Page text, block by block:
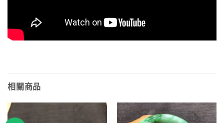
相關商品